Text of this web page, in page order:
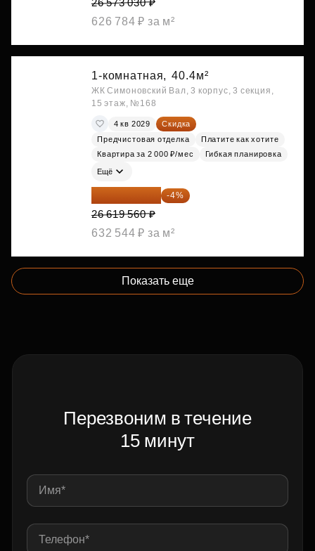
26 573 030 ₽
626 784 ₽ за м²
1-комнатная, 40.4м²
ЖК Симоновский Вал, 3 корпус, 3 секция,
15 этаж, №168
4 кв 2029
Скидка
Предчистовая отделка
Платите как хотите
Квартира за 2 000 ₽/мес
Гибкая планировка
Ещё
25 554 778 ₽ -4%
26 619 560 ₽
632 544 ₽ за м²
Показать еще
Перезвоним в течение
15 минут